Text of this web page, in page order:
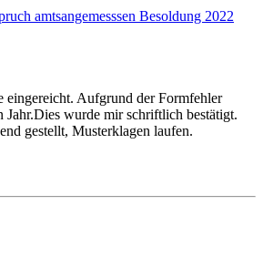
amtsangemesssen Besoldung 2022
eingereicht. Aufgrund der Formfehler
Jahr.Dies wurde mir schriftlich bestätigt.
gestellt, Musterklagen laufen.